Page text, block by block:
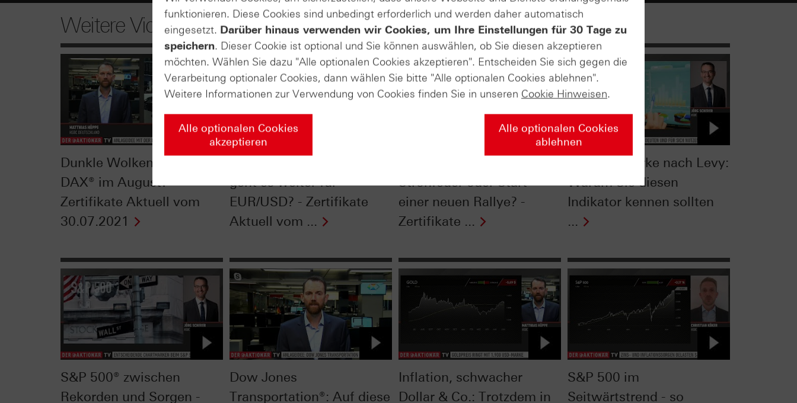
Weitere Videos
Dunkle Wolken für den
DAX® im August? -
Zertifikate Aktuell vom
30.07.2021
geht es weiter für
EUR/USD? - Zertifikate
Aktuell vom ...
Strohfeuer oder Start
einer neuen Rallye? -
Zertifikate ...
Relative Stärke nach Levy:
Warum Sie diesen
Indikator kennen sollten
...
S&P 500® zwischen
Rekorden und Sorgen -
Dow Jones
Transportation®: Auf diese
Inflation, schwacher
Dollar & Co.: Trotzdem in
S&P 500 im
Seitwärtstrend - so
funktionieren. Diese Cookies sind unbedingt erforderlich und werden daher automatisch
eingesetzt. Darüber hinaus verwenden wir Cookies, um Ihre Einstellungen für 30 Tage zu
speichern. Dieser Cookie ist optional und Sie können auswählen, ob Sie diesen akzeptieren
möchten. Wählen Sie dazu "Alle optionalen Cookies akzeptieren". Entscheiden Sie sich gegen die
Verarbeitung optionaler Cookies, dann wählen Sie bitte "Alle optionalen Cookies ablehnen".
Weitere Informationen zur Verwendung von Cookies finden Sie in unseren Cookie Hinweisen.
Alle optionalen Cookies
akzeptieren
Alle optionalen Cookies
ablehnen